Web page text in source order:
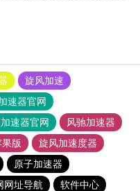
旋风加速
速器官网
速器官网
风驰加速器
版
旋风加速度器
原子加速器
网址导航
软件中心